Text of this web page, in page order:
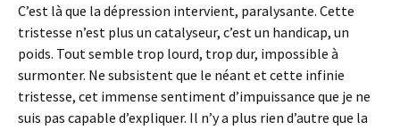
C’est là que la dépression intervient, paralysante. Cette
tristesse n’est plus un catalyseur, c’est un handicap, un
poids. Tout semble trop lourd, trop dur, impossible à
surmonter. Ne subsistent que le néant et cette infinie
tristesse, cet immense sentiment d’impuissance que je ne
suis pas capable d’expliquer. Il n’y a plus rien d’autre que la